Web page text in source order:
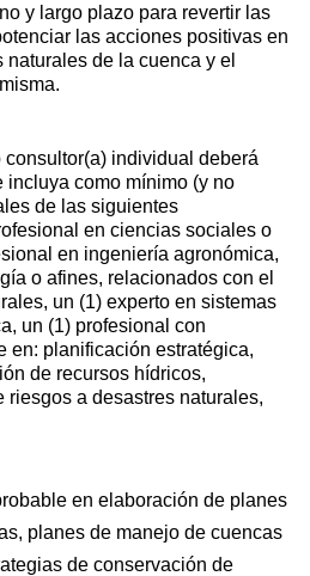
y largo plazo para revertir las
las acciones positivas en
de la cuenca y el
consultor(a) individual deberá
incluya como mínimo (y no
de las siguientes
en ciencias sociales o
en ingeniería agronómica,
o afines, relacionados con el
un (1) experto en sistemas
un (1) profesional con
en: planificación estratégica,
de recursos hídricos,
riesgos a desastres naturales,
en elaboración de planes
planes de manejo de cuencas
de conservación de